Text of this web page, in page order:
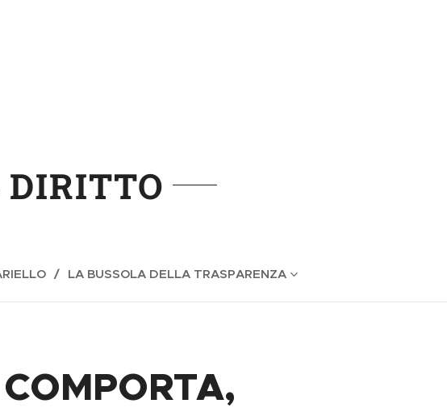
DIRITTO
LA BUSSOLA DELLA TRASPARENZA